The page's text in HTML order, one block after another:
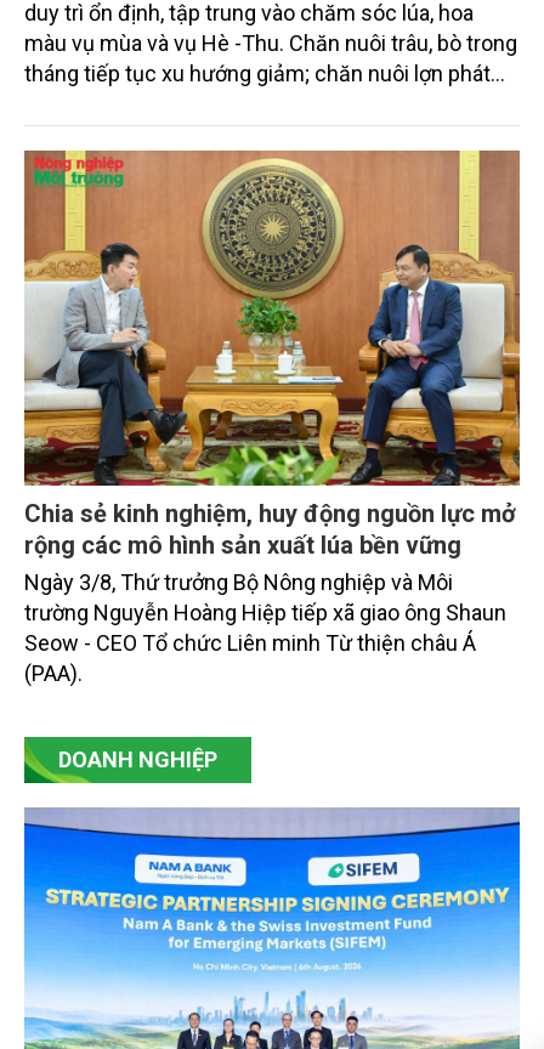
duy trì ổn định, tập trung vào chăm sóc lúa, hoa
màu vụ mùa và vụ Hè -Thu. Chăn nuôi trâu, bò trong
tháng tiếp tục xu hướng giảm; chăn nuôi lợn phát
trưởng khá. Diện tích rừng trồng mới và sản lượng
thủy sản đều tăng nhẹ.
Chia sẻ kinh nghiệm, huy động nguồn lực mở
rộng các mô hình sản xuất lúa bền vững
Ngày 3/8, Thứ trưởng Bộ Nông nghiệp và Môi
trường Nguyễn Hoàng Hiệp tiếp xã giao ông Shaun
Seow - CEO Tổ chức Liên minh Từ thiện châu Á
(PAA).
DOANH NGHIỆP